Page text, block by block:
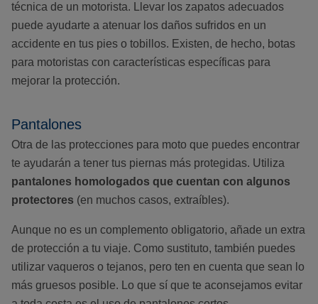
técnica de un motorista. Llevar los zapatos adecuados
puede ayudarte a atenuar los daños sufridos en un
accidente en tus pies o tobillos. Existen, de hecho, botas
para motoristas con características específicas para
mejorar la protección.
Pantalones
Otra de las protecciones para moto que puedes encontrar
te ayudarán a tener tus piernas más protegidas. Utiliza
pantalones homologados que cuentan con algunos
protectores (en muchos casos, extraíbles).
Aunque no es un complemento obligatorio, añade un extra
de protección a tu viaje. Como sustituto, también puedes
utilizar vaqueros o tejanos, pero ten en cuenta que sean lo
más gruesos posible. Lo que sí que te aconsejamos evitar